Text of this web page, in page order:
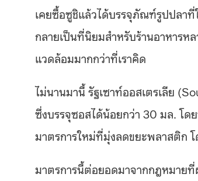
เคยซื้อซูชิแล้วได้บรรจุภัณฑ์รูปปลาที่
กลายเป็นที่นิยมสำหรับร้านอาหาร​​
แวดล้อมมากกว่าที่เราคิด
ไม่นานมานี้ รัฐเซาท์ออสเตรเลีย
ซึ่งบรรจุซอสได้น้อยกว่า 30 มล. โด
มาตรการใหม่ที่มุ่งลดขยะพลาสติก
มาตรการนี้ต่อยอดมาจากกฎหมาย